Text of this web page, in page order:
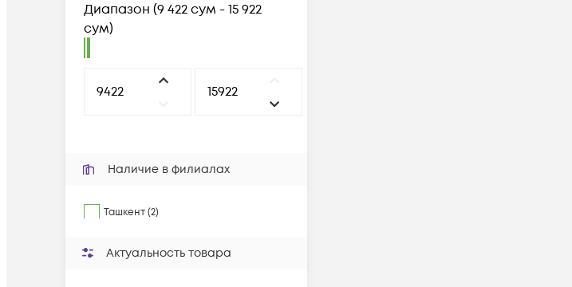
Диапазон (9 422 сум - 15 922
сум)
Наличие в филиалах
Ташкент (2)
Актуальность товара